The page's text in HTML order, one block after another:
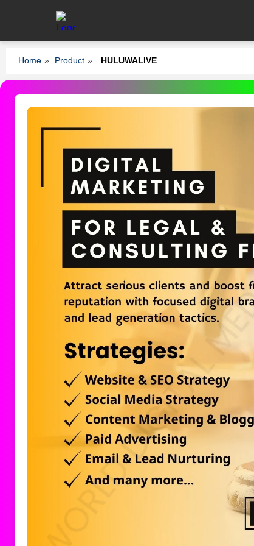
Home » Product » HULUWALIVE